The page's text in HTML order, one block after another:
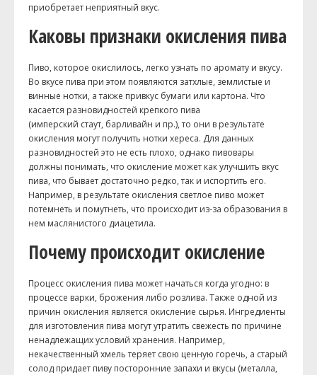
приобретает неприятный вкус.
Каковы признаки окисления пива
Пиво, которое окислилось, легко узнать по аромату и вкусу.
Во вкусе пива при этом появляются затхлые, землистые и
винные нотки, а также привкус бумаги или картона. Что
касается разновидностей крепкого пива
(имперский стаут, барливайн и пр.), то они в результате
окисления могут получить нотки хереса. Для данных
разновидностей это не есть плохо, однако пивовары
должны понимать, что окисление может как улучшить вкус
пива, что бывает достаточно редко, так и испортить его.
Например, в результате окисления светлое пиво может
потемнеть и помутнеть, что происходит из-за образования в
нем маслянистого диацетила.
Почему происходит окисление
Процесс окисления пива может начаться когда угодно: в
процессе варки, брожения либо розлива. Также одной из
причин окисления является окисление сырья. Ингредиенты
для изготовления пива могут утратить свежесть по причине
ненадлежащих условий хранения. Например,
некачественный хмель теряет свою ценную горечь, а старый
солод придает пиву посторонние запахи и вкусы (металла,